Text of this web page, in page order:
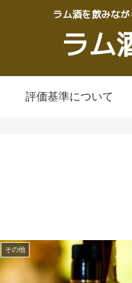
ラム酒を飲みな
ラム
評価基準について
その他